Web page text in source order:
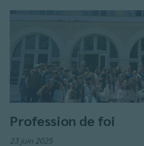
Profession de foi
23 juin 2025